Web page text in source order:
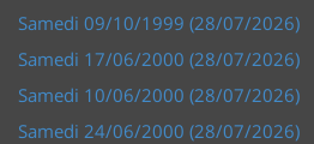
Samedi 09/10/1999 (28/07/2026)
Samedi 17/06/2000 (28/07/2026)
Samedi 10/06/2000 (28/07/2026)
Samedi 24/06/2000 (28/07/2026)